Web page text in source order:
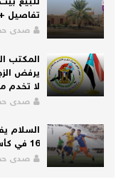
تفاصيل +
صدى
المكتب
يرفض الزج
لا تخدم
صدى
السلام
16 في كأس الجمهورية
صدى